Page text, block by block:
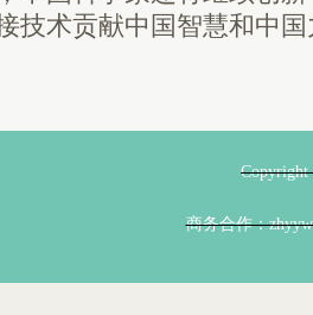
技术贡献中国智慧和中
商务合作：